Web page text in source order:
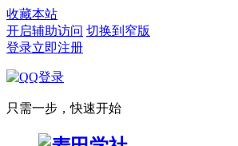
收藏本站
开启辅助访问 切换到窄版
登录立即注册
只需一步，快速开始